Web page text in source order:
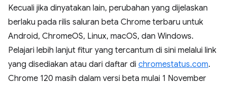
Kecuali jika dinyatakan lain, perubahan yang dijelaskan
berlaku pada rilis saluran beta Chrome terbaru untuk
Android, ChromeOS, Linux, macOS, dan Windows.
Pelajari lebih lanjut fitur yang tercantum di sini melalui link
yang disediakan atau dari daftar di chromestatus.com.
Chrome 120 masih dalam versi beta mulai 1 November